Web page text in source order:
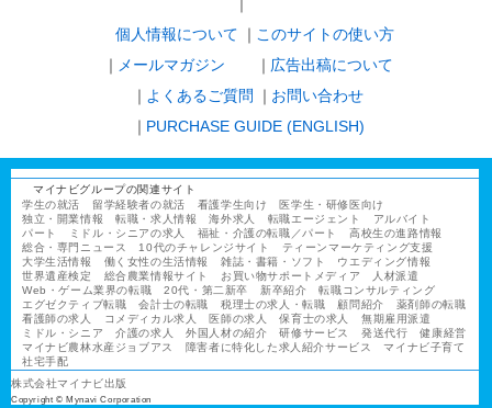
個人情報について
このサイトの使い方
メールマガジン
広告出稿について
よくあるご質問
お問い合わせ
PURCHASE GUIDE (ENGLISH)
マイナビグループの関連サイト
学生の就活
留学経験者の就活 看護学生向け
医学生・研修医向け
独立・開業情報
転職・求人情報 海外求人 転職エージェント
アルバイト
パート
ミドル・シニアの求人 福祉・介護の転職／パート
高校生の進路情報
総合・専門ニュース
10代のチャレンジサイト
ティーンマーケティング支援
大学生活情報
働く女性の生活情報 雑誌・書籍・ソフト
ウエディング情報
世界遺産検定
総合農業情報サイト お買い物サポートメディア
人材派遣
Web・ゲーム業界の転職
20代・第二新卒 新卒紹介
転職コンサルティング
エグゼクティブ転職
会計士の転職 税理士の求人・転職 顧問紹介
薬剤師の転職
看護師の求人
コメディカル求人 医師の求人 保育士の求人
無期雇用派遣
ミドル・シニア
介護の求人 外国人材の紹介 研修サービス 発送代行
健康経営
マイナビ農林水産ジョブアス
障害者に特化した求人紹介サービス
マイナビ子育て
社宅手配
株式会社マイナビ出版
Copyright © Mynavi Corporation